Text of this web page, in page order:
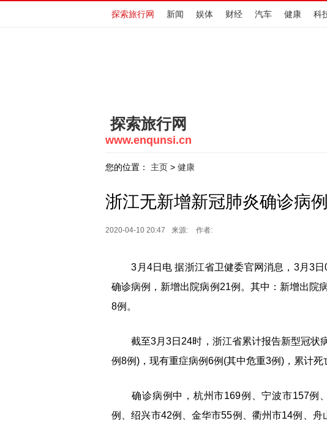
探索旅行网 新闻 娱体 财经 汽车 健康 科
探索旅行网
www.enqunsi.cn
您的位置： 主页 > 健康
浙江无新增新冠肺炎确诊病
2020-04-10 20:47 来源: 作者:
3月4日电 据浙江省卫健委官网消息，3月3日
确诊病例，新增出院病例21例。其中：新增出院
8例。
截至3月3日24时，浙江省累计报告新型冠状
例8例)，现有重症病例6例(其中危重3例)，累计死
确诊病例中，杭州市169例、宁波市157例
例、绍兴市42例、金华市55例、衢州市14例、